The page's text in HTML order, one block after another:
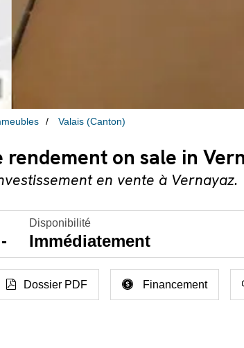
Valais (Canton)
rendement on sale in
en vente à Vernayaz.
Disponibilité
Immédiatement
Dossier PDF Financement